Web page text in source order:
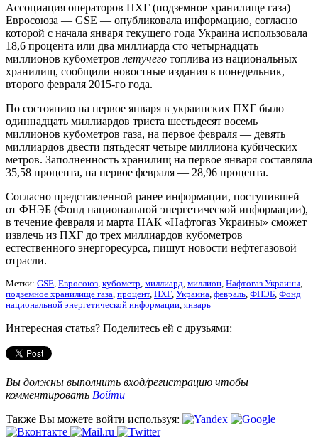
Ассоциация операторов ПХГ (подземное хранилище газа)
Евросоюза — GSE — опубликовала информацию, согласно
которой с начала января текущего года Украина использовала
18,6 процента или два миллиарда сто четырнадцать
миллионов кубометров летучего топлива из национальных
хранилищ, сообщили новостные издания в понедельник,
второго февраля 2015-го года.
По состоянию на первое января в украинских ПХГ было
одиннадцать миллиардов триста шестьдесят восемь
миллионов кубометров газа, на первое февраля — девять
миллиардов двести пятьдесят четыре миллиона кубических
метров. Заполненность хранилищ на первое января составляла
35,58 процента, на первое февраля — 28,96 процента.
Согласно представленной ранее информации, поступившей
от ФНЭБ (Фонд национальной энергетической информации),
в течение февраля и марта НАК «Нафтогаз Украины» сможет
извлечь из ПХГ до трех миллиардов кубометров
естественного энергоресурса, пишут новости нефтегазовой
отрасли.
Метки: GSE, Евросоюз, кубометр, миллиард, миллион, Нафтогаз Украины,
подземное хранилище газа, процент, ПХГ, Украина, февраль, ФНЭБ, Фонд
национальной энергетической информации, январь
Интересная статья? Поделитесь ей с друзьями:
Вы должны выполнить вход/регистрацию чтобы
комментировать Войти
Также Вы можете войти используя: